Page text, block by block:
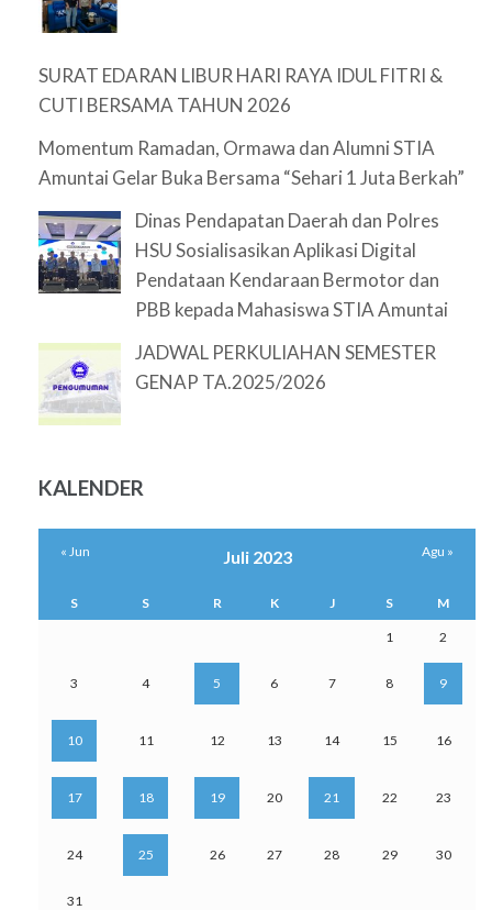
SURAT EDARAN LIBUR HARI RAYA IDUL FITRI &
CUTI BERSAMA TAHUN 2026
Momentum Ramadan, Ormawa dan Alumni STIA
Amuntai Gelar Buka Bersama “Sehari 1 Juta Berkah”
Dinas Pendapatan Daerah dan Polres
HSU Sosialisasikan Aplikasi Digital
Pendataan Kendaraan Bermotor dan
PBB kepada Mahasiswa STIA Amuntai
JADWAL PERKULIAHAN SEMESTER
GENAP TA.2025/2026
KALENDER
Juli 2023
S S R K J S M
1 2
3 4 5 6 7 8 9
10 11 12 13 14 15 16
17 18 19 20 21 22 23
24 25 26 27 28 29 30
31
« Jun Agu »